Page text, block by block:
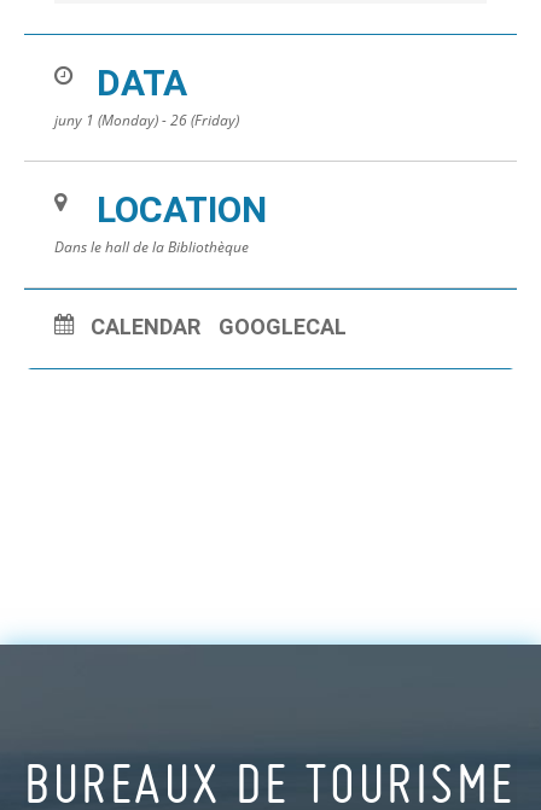
DATA
juny 1 (Monday) - 26 (Friday)
LOCATION
Dans le hall de la Bibliothèque
CALENDAR GOOGLECAL
BUREAUX DE TOURISME